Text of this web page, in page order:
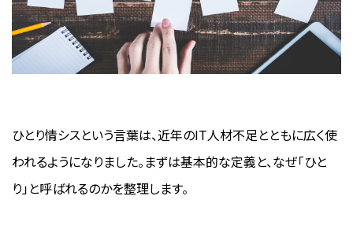
ひとり情シスという言葉は、近年のIT人材不足とともに広く使
われるようになりました。まずは基本的な定義と、なぜ「ひと
り」と呼ばれるのかを整理します。